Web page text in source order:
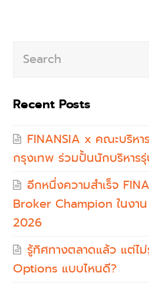
Recent Posts
FINANSIA x คณะบริห
กรุงเทพ ร่วมปั้นนักบริหารรุ่
อีกหนึ่งความสำเร็จ
Broker Champion ในงา
2026
รู้ทิศทางตลาดแล้ว แต่ไ
Options แบบไหนดี?